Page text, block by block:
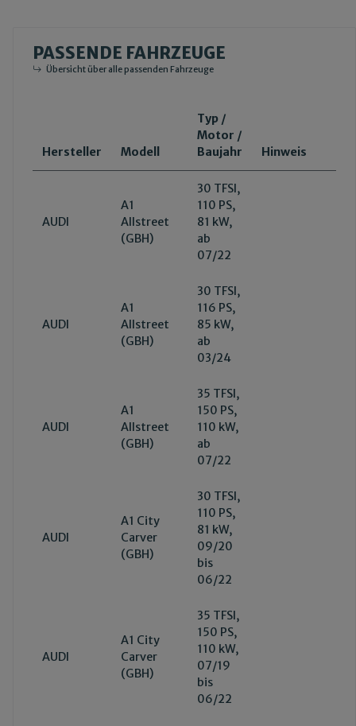
PASSENDE FAHRZEUGE
Übersicht über alle passenden Fahrzeuge
Hersteller Modell
Typ /
Motor /
Baujahr
Hinweis
AUDI
A1
Allstreet
(GBH)
30 TFSI,
110 PS,
81 kW,
ab
07/22
AUDI
A1
Allstreet
(GBH)
30 TFSI,
116 PS,
85 kW,
ab
03/24
AUDI
A1
Allstreet
(GBH)
35 TFSI,
150 PS,
110 kW,
ab
07/22
AUDI
A1 City
Carver
(GBH)
30 TFSI,
110 PS,
81 kW,
09/20
bis
06/22
AUDI
A1 City
Carver
(GBH)
35 TFSI,
150 PS,
110 kW,
07/19
bis
06/22